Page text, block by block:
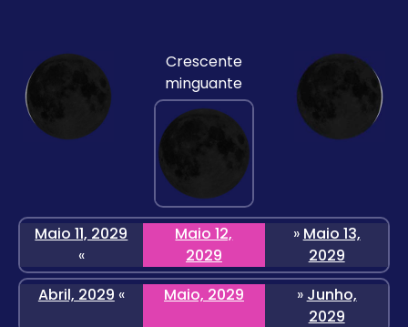
Crescente
minguante
Maio 11, 2029
«
Maio 12,
2029
» Maio 13,
2029
Abril, 2029 « Maio, 2029 » Junho,
2029